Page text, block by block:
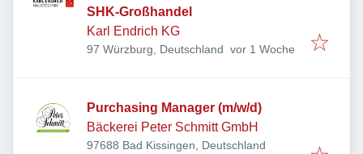
SHK-Großhandel
Karl Endrich KG
97 Würzburg, Deutschland Veröffentlicht
vor 1 Woche
Purchasing Manager (m/w/d)
Bäckerei Peter Schmitt GmbH
97688 Bad Kissingen, Deutschland